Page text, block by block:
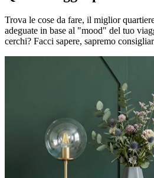
Trova le cose da fare, il miglior
adeguate in base al "mood" del tuo
cerchi? Facci sapere, sapremo